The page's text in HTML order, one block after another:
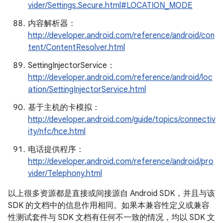
vider/Settings.Secure.html#LOCATION_MODE
内容解析器：
http://developer.android.com/reference/android/con
tent/ContentResolver.html
SettingInjectorService：
http://developer.android.com/reference/android/loc
ation/SettingInjectorService.html
基于主机的卡模拟：
http://developer.android.com/guide/topics/connectiv
ity/nfc/hce.html
电话提供程序：
http://developer.android.com/reference/android/pro
vider/Telephony.html
以上很多资源都是直接或间接源自 Android SDK，并且与该
SDK 的文档中的信息作用相同。如果本兼容性定义或兼容
性测试套件与 SDK 文档有任何不一致的情况，均以 SDK 文